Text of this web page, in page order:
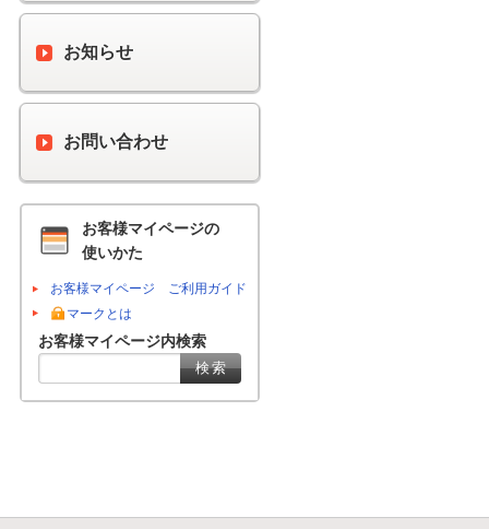
お知らせ
お問い合わせ
お客様マイページの
使いかた
お客様マイページ ご利用ガイド
マークとは
お客様マイページ内検索